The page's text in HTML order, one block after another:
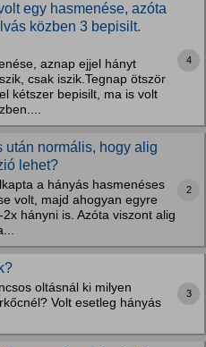
egy hasmenése, azóta
közben 3 bepisilt.
aznap ejjel hányt
csak iszik.Tegnap ötször
kétszer bepisilt, ma is volt
4
után normális, hogy alig
lehet?
a hányás hasmenéses
volt, majd ahogyan egyre
hányni is. Azóta viszont alig
2
oltásnál ki milyen
Volt esetleg hányás
3